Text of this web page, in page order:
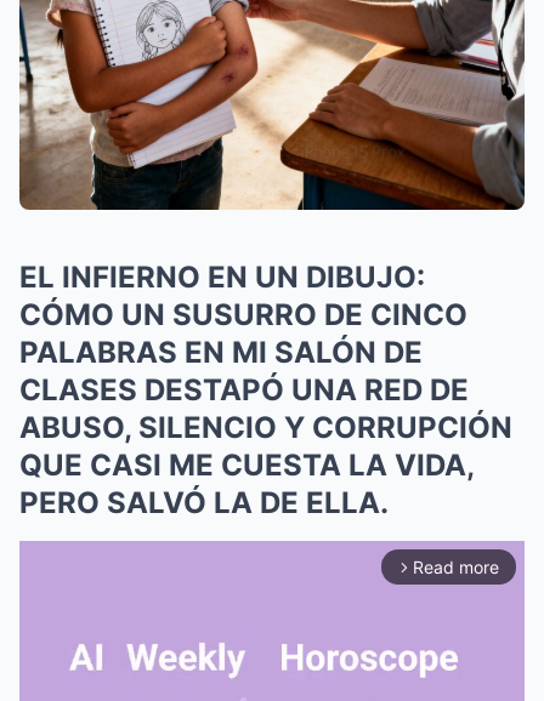
EL INFIERNO EN UN DIBUJO:
CÓMO UN SUSURRO DE CINCO
PALABRAS EN MI SALÓN DE
CLASES DESTAPÓ UNA RED DE
ABUSO, SILENCIO Y CORRUPCIÓN
QUE CASI ME CUESTA LA VIDA,
PERO SALVÓ LA DE ELLA.
arrow_forward_ios Read more